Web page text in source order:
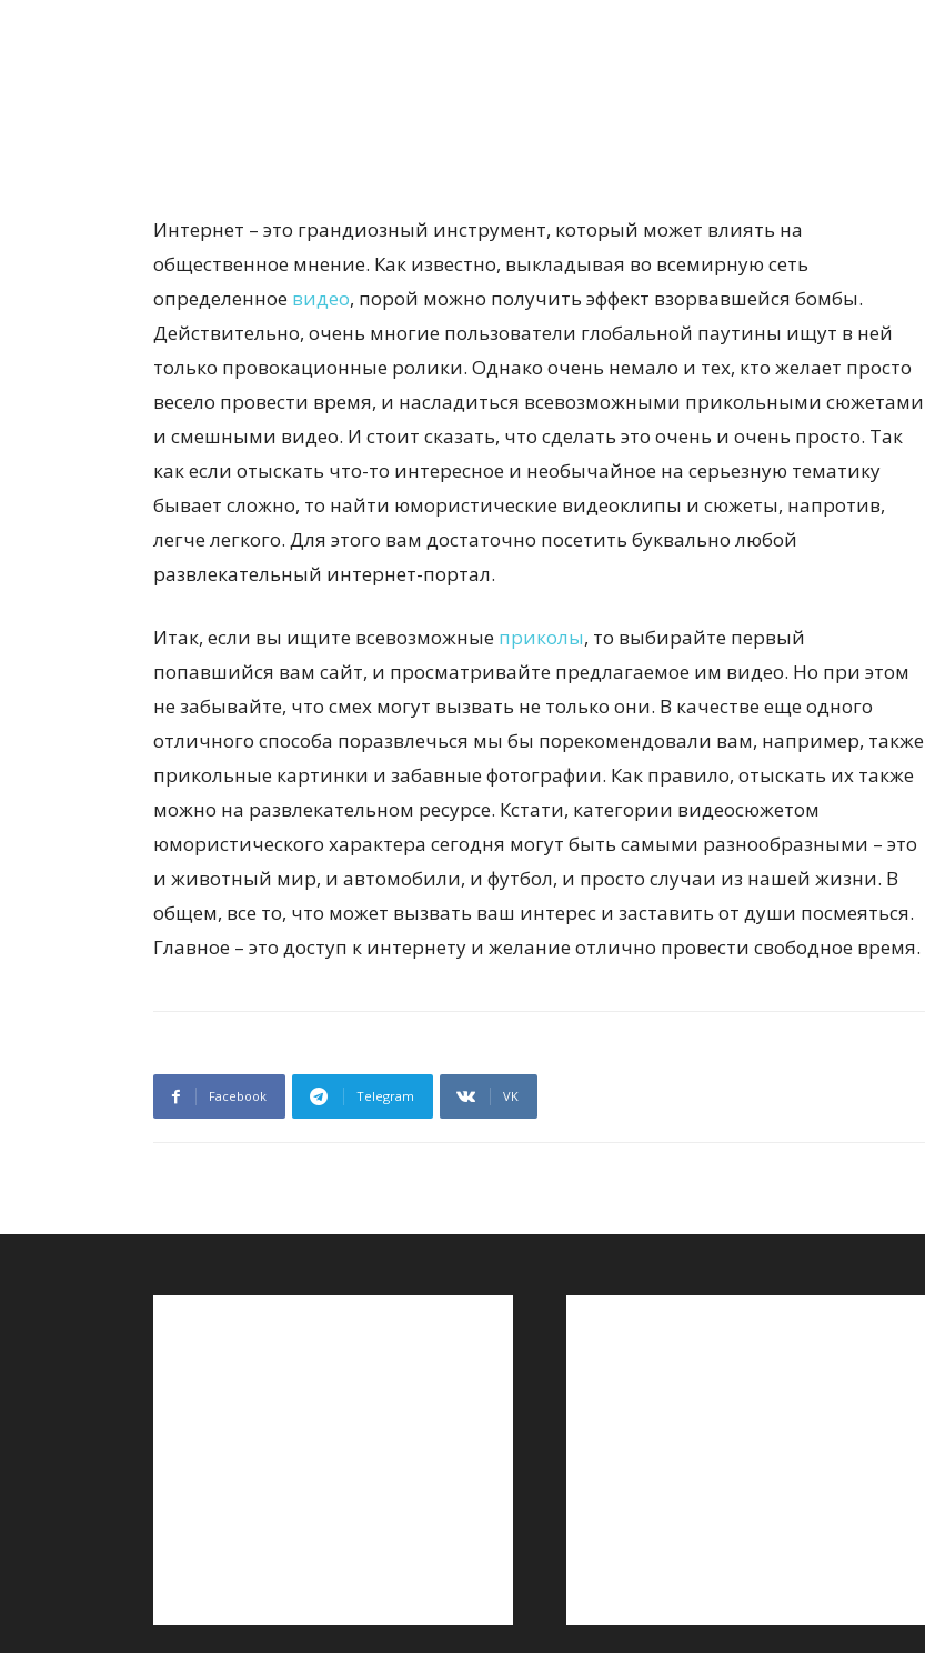
Интернет – это грандиозный инструмент, который может влиять на
общественное мнение. Как известно, выкладывая во всемирную сеть
определенное видео, порой можно получить эффект взорвавшейся бомбы.
Действительно, очень многие пользователи глобальной паутины ищут в ней
только провокационные ролики. Однако очень немало и тех, кто желает просто
весело провести время, и насладиться всевозможными прикольными сюжетами
и смешными видео. И стоит сказать, что сделать это очень и очень просто. Так
как если отыскать что-то интересное и необычайное на серьезную тематику
бывает сложно, то найти юмористические видеоклипы и сюжеты, напротив,
легче легкого. Для этого вам достаточно посетить буквально любой
развлекательный интернет-портал.
Итак, если вы ищите всевозможные приколы, то выбирайте первый
попавшийся вам сайт, и просматривайте предлагаемое им видео. Но при этом
не забывайте, что смех могут вызвать не только они. В качестве еще одного
отличного способа поразвлечься мы бы порекомендовали вам, например, также
прикольные картинки и забавные фотографии. Как правило, отыскать их также
можно на развлекательном ресурсе. Кстати, категории видеосюжетом
юмористического характера сегодня могут быть самыми разнообразными – это
и животный мир, и автомобили, и футбол, и просто случаи из нашей жизни. В
общем, все то, что может вызвать ваш интерес и заставить от души посмеяться.
Главное – это доступ к интернету и желание отлично провести свободное время.
Facebook Telegram VK